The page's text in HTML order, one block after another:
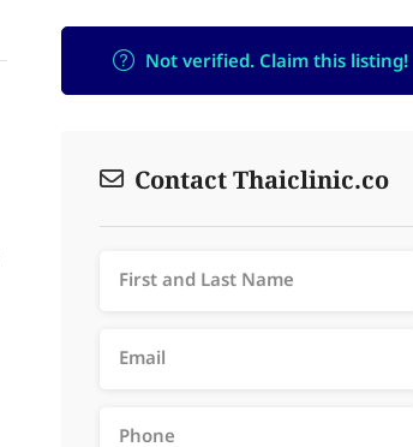
Not verified. Claim this listing!
Contact Thaiclinic.co